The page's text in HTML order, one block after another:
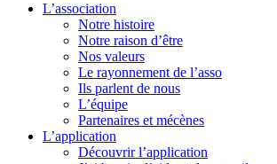
L’association
Notre histoire
Notre raison d’être
Nos valeurs
Le rayonnement de l’asso
Ils parlent de nous
L’équipe
Partenaires et mécènes
L’application
Découvrir l’application